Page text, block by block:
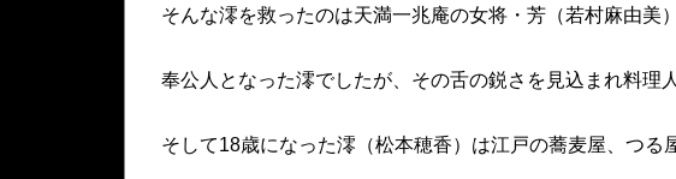
そんな澪を救ったのは天満一兆庵の女将・芳（若村麻由美
奉公人となった澪でしたが、その舌の鋭さを見込まれ料理
そして18歳になった澪（松本穂香）は江戸の蕎麦屋、つる